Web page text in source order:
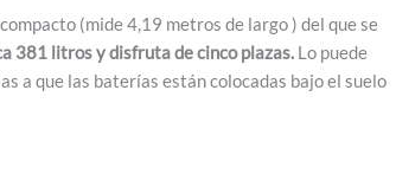
(mide 4,19 metros de largo ) del que se
381 litros y disfruta de cinco plazas. Lo puede
a que las baterías están colocadas bajo el suelo